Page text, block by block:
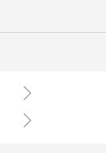

